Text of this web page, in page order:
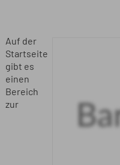
Auf der
Startseite
gibt es
einen
Bereich
zur